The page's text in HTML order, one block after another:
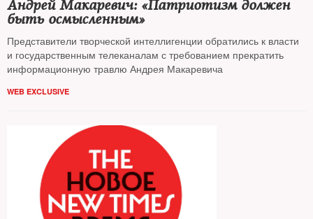
Андрей Макаревич: «Патриотизм должен
быть осмысленным»
Представители творческой интеллигенции обратились к власти
и государственным телеканалам с требованием прекратить
информационную травлю Андрея Макаревича
WEB EXCLUSIVE